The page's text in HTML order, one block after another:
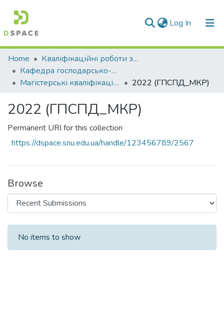
Log In (current)
Communities & Collections
All of DSpace
Home
Кваліфікаційні роботи здобувачів вищої освіти
Кафедра господарсько-правових та суспільно-політичних дисциплін (ГПСПД)
Магістерські кваліфікаційні роботи
2022 (ГПСПД_МКР)
2022 (ГПСПД_МКР)
Permanent URI for this collection
https://dspace.snu.edu.ua/handle/123456789/2567
Browse
Recent Submissions
No items to show